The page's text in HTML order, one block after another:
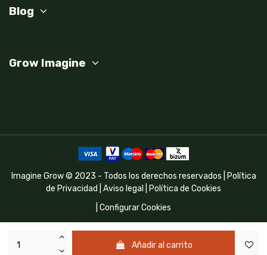
Añadir al carrito
Blog
Grow Imagine
Imagine Grow © 2023 - Todos los derechos reservados |
Política
de Privacidad
Aviso legal
Política de Cookies
Configurar Cookies
Programa Kit Digital cofinanciado por los fondos Next Generation
(EU) del mecanismo de recuperación y resilencia